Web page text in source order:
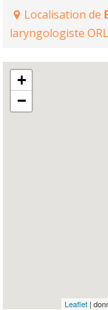
Localisation de
laryngologiste
+
−
Leaflet|